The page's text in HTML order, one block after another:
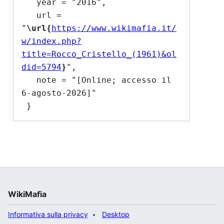
" \url{https://www.wikimafia.it/
w/index.php?
title=Rocco_Cristello_(1961)&ol
did=5794}",
6-agosto-2026]"
WikiMafia
Informativa sulla privacy Desktop